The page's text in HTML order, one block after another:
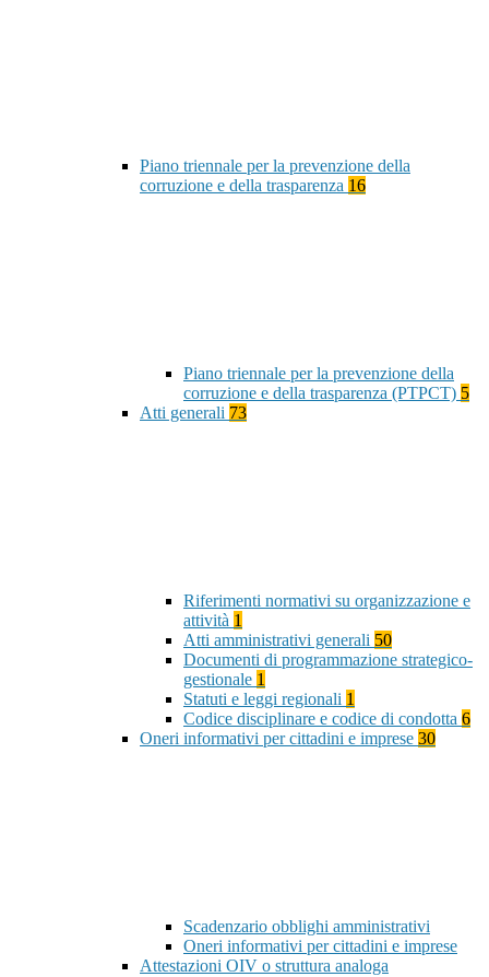
Piano triennale per la prevenzione della
corruzione e della trasparenza 16
Piano triennale per la prevenzione della
corruzione e della trasparenza (PTPCT) 5
Atti generali 73
Riferimenti normativi su organizzazione e
attività 1
Atti amministrativi generali 50
Documenti di programmazione strategico-
gestionale 1
Statuti e leggi regionali 1
Codice disciplinare e codice di condotta 6
Oneri informativi per cittadini e imprese 30
Scadenzario obblighi amministrativi
Oneri informativi per cittadini e imprese
Attestazioni OIV o struttura analoga